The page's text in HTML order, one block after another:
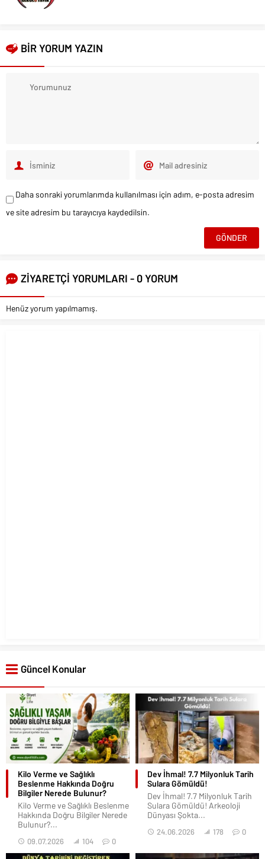
BİR YORUM YAZIN
Daha sonraki yorumlarımda kullanılması için adım, e-posta adresim
ve site adresim bu tarayıcıya kaydedilsin.
ZİYARETÇİ YORUMLARI - 0 YORUM
Henüz yorum yapılmamış.
Güncel Konular
Kilo Verme ve Sağlıklı
Beslenme Hakkında Doğru
Bilgiler Nerede Bulunur?
Kilo Verme ve Sağlıklı Beslenme
Hakkında Doğru Bilgiler Nerede
Bulunur?...
09.07.2026 104 0
Dev İhmal! 7.7 Milyonluk Tarih
Sulara Gömüldü!
Dev İhmal! 7.7 Milyonluk Tarih
Sulara Gömüldü! Arkeoloji
Dünyası Şokta...
24.06.2026 178 0